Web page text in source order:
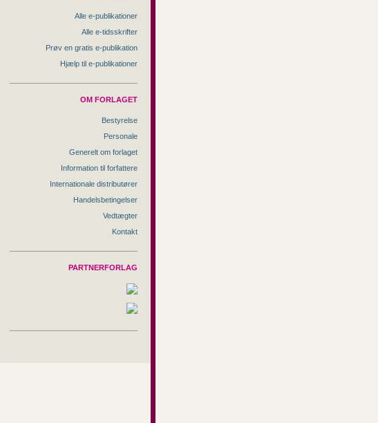
Alle e-publikationer
Alle e-tidsskrifter
Prøv en gratis e-publikation
Hjælp til e-publikationer
OM FORLAGET
Bestyrelse
Personale
Generelt om forlaget
Information til forfattere
Internationale distributører
Handelsbetingelser
Vedtægter
Kontakt
PARTNERFORLAG